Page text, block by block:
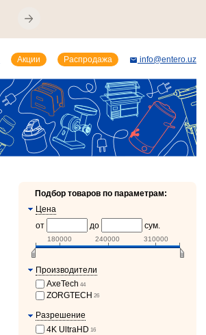
Подбор товаров по параметрам:
Цена
от
до сум.
180000 240000 310000
Производители
AxeTech 44
ZORGTECH 26
Разрешение
4K UltraHD 16
Акции Распродажа info@entero.uz